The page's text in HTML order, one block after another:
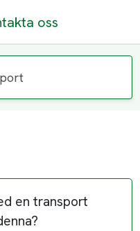
oss
en transport